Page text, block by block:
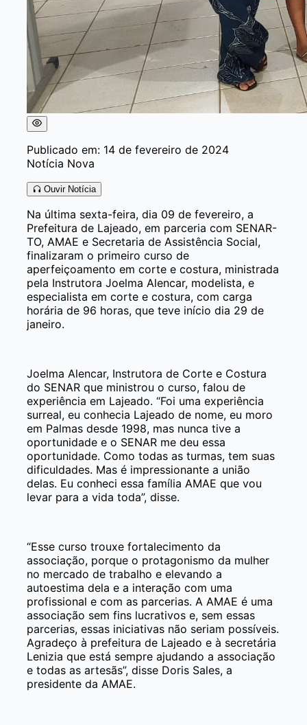
Publicado em: 14 de fevereiro de 2024
Notícia Nova
Ouvir Notícia
Na última sexta-feira, dia 09 de fevereiro, a
Prefeitura de Lajeado, em parceria com SENAR-
TO, AMAE e Secretaria de Assistência Social,
finalizaram o primeiro curso de
aperfeiçoamento em corte e costura, ministrada
pela Instrutora Joelma Alencar, modelista, e
especialista em corte e costura, com carga
horária de 96 horas, que teve início dia 29 de
janeiro.
Joelma Alencar, Instrutora de Corte e Costura
do SENAR que ministrou o curso, falou de
experiência em Lajeado. “Foi uma experiência
surreal, eu conhecia Lajeado de nome, eu moro
em Palmas desde 1998, mas nunca tive a
oportunidade e o SENAR me deu essa
oportunidade. Como todas as turmas, tem suas
dificuldades. Mas é impressionante a união
delas. Eu conheci essa família AMAE que vou
levar para a vida toda”, disse.
“Esse curso trouxe fortalecimento da
associação, porque o protagonismo da mulher
no mercado de trabalho e elevando a
autoestima dela e a interação com uma
profissional e com as parcerias. A AMAE é uma
associação sem fins lucrativos e, sem essas
parcerias, essas iniciativas não seriam possíveis.
Agradeço à prefeitura de Lajeado e à secretária
Lenizia que está sempre ajudando a associação
e todas as artesãs”, disse Doris Sales, a
presidente da AMAE.